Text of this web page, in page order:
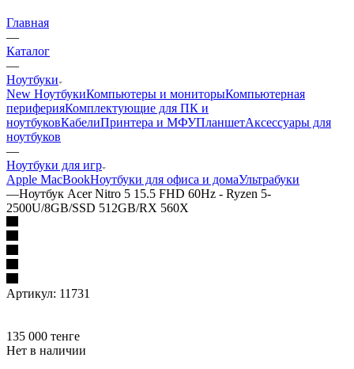
Главная
—
Каталог
—
Ноутбуки
New НоутбукиКомпьютеры и мониторыКомпьютерная
периферияКомплектующие для ПК и
ноутбуковКабелиПринтера и МФУПланшетАксессуары для
ноутбуков
—
Ноутбуки для игр
Apple MacBookНоутбуки для офиса и домаУльтрабуки
—Ноутбук Acer Nitro 5 15.5 FHD 60Hz - Ryzen 5-
2500U/8GB/SSD 512GB/RX 560X
Артикул: 11731
135 000 тенге
Нет в наличии